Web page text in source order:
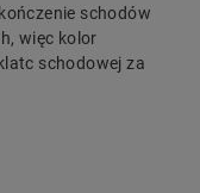
schodów
więc kolor
schodowej za